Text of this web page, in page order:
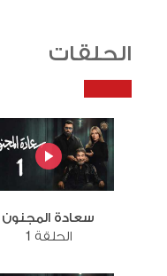
الحلقات
سعادة المجنون
الحلقة 1